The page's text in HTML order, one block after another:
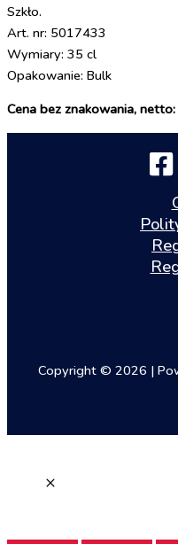
Szkło.
Art. nr: 5017433
Wymiary: 35 cl
Opakowanie: Bulk
Cena bez znakowania, netto:
Copyright © 2026 |